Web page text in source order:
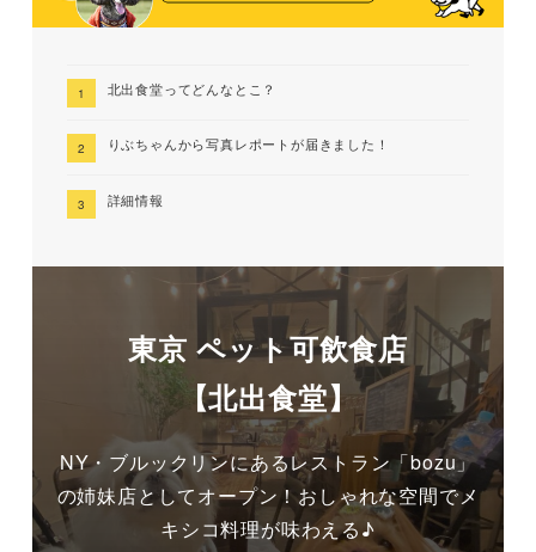
北出食堂ってどんなとこ？
りぶちゃんから写真レポートが届きました！
詳細情報
東京 ペット可飲食店
【北出食堂】
NY・ブルックリンにあるレストラン「bozu」
の姉妹店としてオープン！おしゃれな空間でメ
キシコ料理が味わえる♪